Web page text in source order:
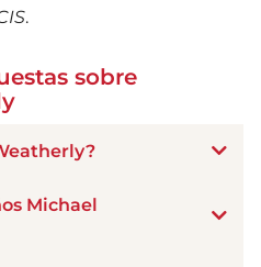
.
sobre
Michael